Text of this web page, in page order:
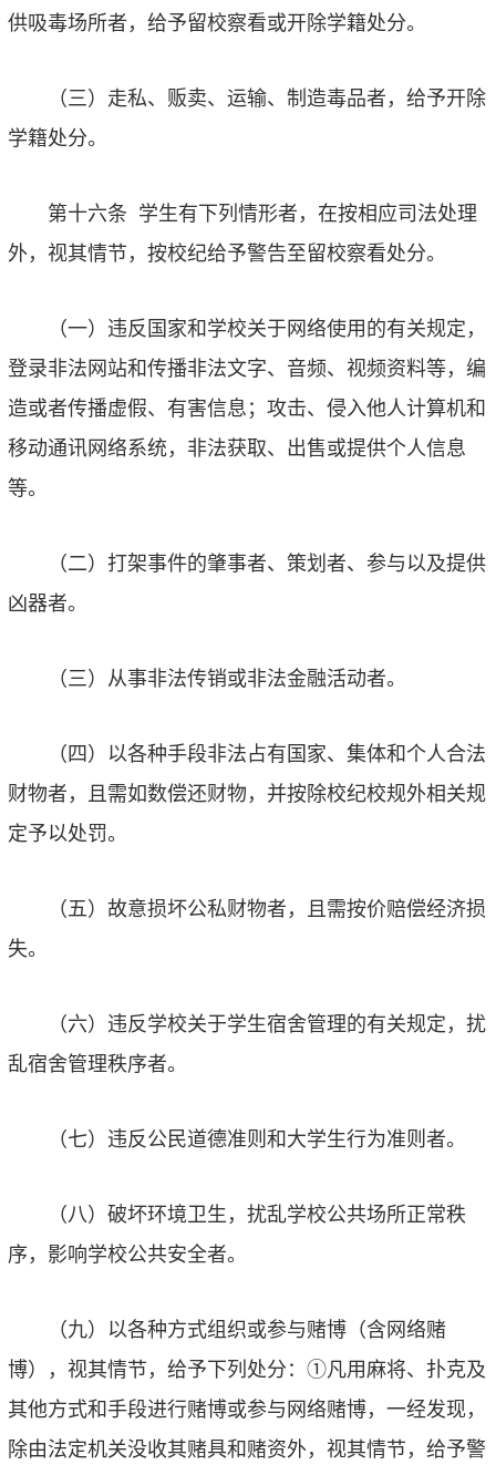
供吸毒场所者，给予留校察看或开除学籍处分。
（三）走私、贩卖、运输、制造毒品者，给予开除
学籍处分。
第十六条 学生有下列情形者，在按相应司法处理
外，视其情节，按校纪给予警告至留校察看处分。
（一）违反国家和学校关于网络使用的有关规定，
登录非法网站和传播非法文字、音频、视频资料等，编
造或者传播虚假、有害信息；攻击、侵入他人计算机和
移动通讯网络系统，非法获取、出售或提供个人信息
等。
（二）打架事件的肇事者、策划者、参与以及提供
凶器者。
（三）从事非法传销或非法金融活动者。
（四）以各种手段非法占有国家、集体和个人合法
财物者，且需如数偿还财物，并按除校纪校规外相关规
定予以处罚。
（五）故意损坏公私财物者，且需按价赔偿经济损
失。
（六）违反学校关于学生宿舍管理的有关规定，扰
乱宿舍管理秩序者。
（七）违反公民道德准则和大学生行为准则者。
（八）破坏环境卫生，扰乱学校公共场所正常秩
序，影响学校公共安全者。
（九）以各种方式组织或参与赌博（含网络赌
博），视其情节，给予下列处分： ①凡用麻将、扑克及
其他方式和手段进行赌博或参与网络赌博，一经发现，
除由法定机关没收其赌具和赌资外，视其情节，给予警